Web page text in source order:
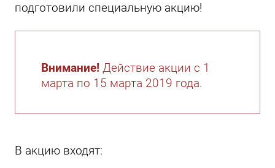
подготовили специальную акцию!
Внимание! Действие акции с 1
марта по 15 марта 2019 года.
В акцию входят: